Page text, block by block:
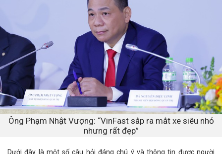
Ông Phạm Nhật Vượng: “VinFast sắp ra mắt xe siêu nhỏ
nhưng rất đẹp”
Dưới đây là một số câu hỏi đáng chú ý và thông tin được người